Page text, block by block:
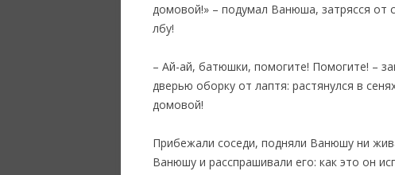
домовой!» – подумал Ванюша, затрясся от
лбу!
– Ай-ай, батюшки, помогите! Помогите! –
дверью оборку от лаптя: растянулся в
домовой!
Прибежали соседи, подняли Ванюшу ни
Ванюшу и расспрашивали его: как это он